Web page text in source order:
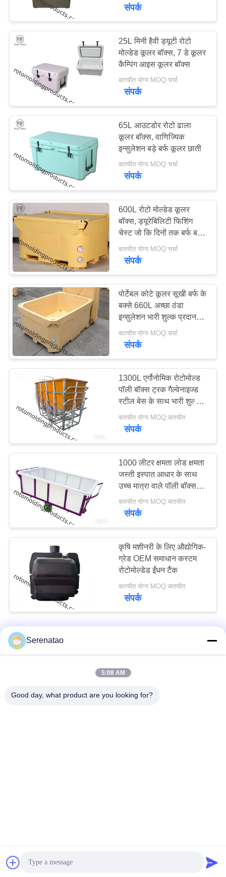
PRIVACY
POLICY
संपर्क
25L मिनी हैवी ड्यूटी रोटो
मोल्डेड कूलर बॉक्स, 7 डे कूलर
कैम्पिंग आइस कूलर बॉक्स
बातचीत योग्य MOQ:चर्चा
संपर्क
65L आउटडोर रोटो ढाला
कूलर बॉक्स, वाणिज्यिक
इन्सुलेशन बड़े बर्फ कूलर छाती
बातचीत योग्य MOQ:चर्चा
संपर्क
600L रोटो मोल्डेड कूलर
बॉक्स, ड्यूरेबिलिटी फिशिंग
चेस्ट जो कि दिनों तक बर्फ बनाए
रखता है
बातचीत योग्य MOQ:चर्चा
संपर्क
पोर्टेबल कोटे कूलर सूखी बर्फ के
बक्से 660L अच्छा ठंडा
इन्सुलेशन भारी शुल्क प्रदान
करना
बातचीत योग्य MOQ:चर्चा
संपर्क
1300L एर्गोनोमिक रोटोमोल्ड
पॉली बॉक्स ट्रक गैल्वेनाइज्ड
स्टील बेस के साथ भारी शुल्क
कपड़े ट्रॉली
बातचीत योग्य MOQ:बातचीत
संपर्क
1000 लीटर क्षमता लोड क्षमता
जस्ती इस्पात आधार के साथ
उच्च मात्रा वाले पॉली बॉक्स
ट्रक
बातचीत योग्य MOQ:बातचीत
संपर्क
कृषि मशीनरी के लिए औद्योगिक-
ग्रेड OEM समाधान कस्टम
रोटोमोल्डेड ईंधन टैंक
बातचीत योग्य MOQ:बातचीत
संपर्क
लोकप्रिय श्रेणियां
Serenatao
5:08 AM
Good day, what product are you looking for?